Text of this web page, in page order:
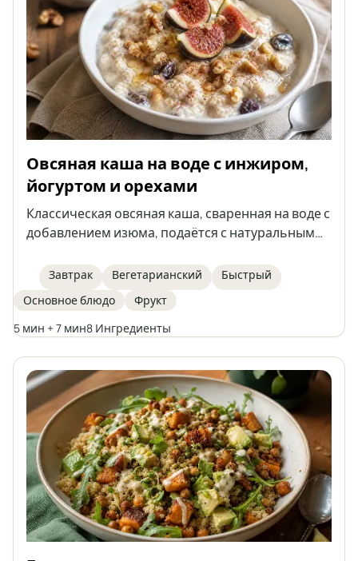
Овсяная каша на воде с инжиром,
йогуртом и орехами
Классическая овсяная каша, сваренная на воде с
добавлением изюма, подаётся с натуральным
мёдом и корицей. Это идеальный вариант для
быстрого, полезного и лёгкого завтрака или
ужина. Каждый может дополнить кашу
любимыми фруктами или заменителями, чтобы
классического блюда.
Завтрак Вегетарианский
Быстрый
Основное блюдо
Фрукт
5 мин + 7 мин8 Ингредиенты